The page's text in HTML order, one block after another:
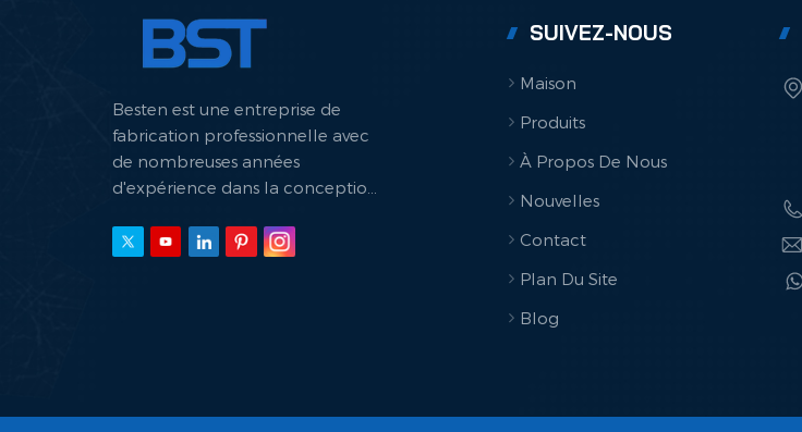
Besten est une entreprise de
fabrication professionnelle avec
de nombreuses années
d'expérience dans la conception
hydrauliques.
SUIVEZ-NOUS
Maison
Produits
À Propos De Nous
Nouvelles
Contact
Plan Du Site
Blog